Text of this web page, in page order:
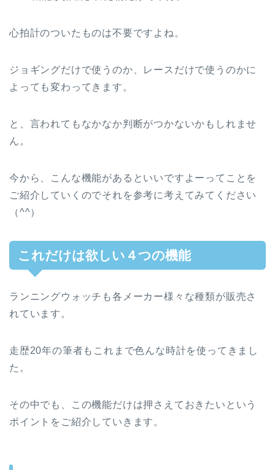
心拍計のついたものは不要ですよね。
ジョギングだけで使うのか、レースだけで使うのかに
よっても変わってきます。
と、言われてもなかなか判断がつかないかもしれませ
ん。
今から、こんな機能があるといいですよーってことを
ご紹介していくのでそれを参考に考えてみてください
（^^）
これだけは欲しい４つの機能
ランニングウォッチも各メーカー様々な種類が販売さ
れています。
走歴20年の筆者もこれまで色んな時計を使ってきまし
た。
その中でも、この機能だけは押さえておきたいという
ポイントをご紹介していきます。